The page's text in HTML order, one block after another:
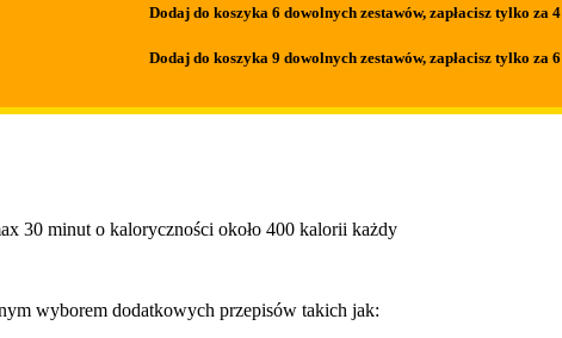
Dodaj do koszyka 6 dowolnych zestawów, zapłacisz tylko za 4
Dodaj do koszyka 9 dowolnych zestawów, zapłacisz tylko za 6
30 minut o kaloryczności około 400 kalorii każdy
wyborem dodatkowych przepisów takich jak: